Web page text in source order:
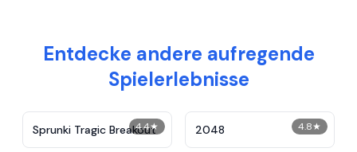
Entdecke andere aufregende
Spielerlebnisse
4.4★
Sprunki Tragic Breakout 4.8★
2048